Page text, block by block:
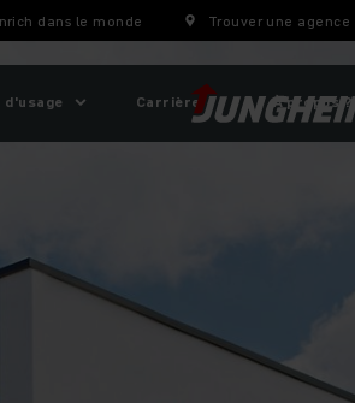
dans le monde Trouver une agence
d'usage Carrière À propos ?